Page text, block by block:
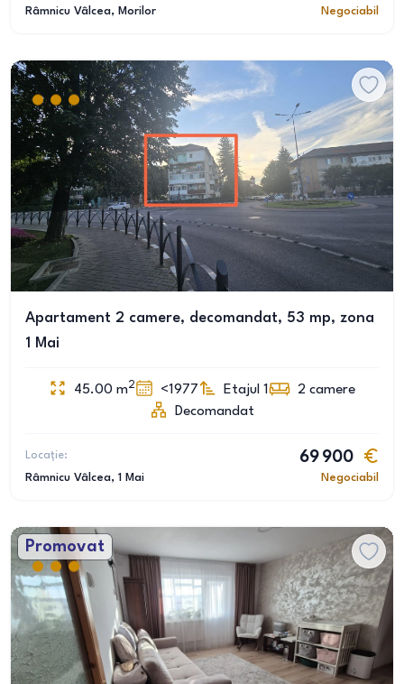
Râmnicu Vâlcea, Morilor Negociabil
Apartament 2 camere, decomandat, 53 mp, zona
1 Mai
45.00 m2 <1977 Etajul 1 2 camere
Decomandat
Locație:
Râmnicu Vâlcea, 1 Mai
69 900
Negociabil
Promovat